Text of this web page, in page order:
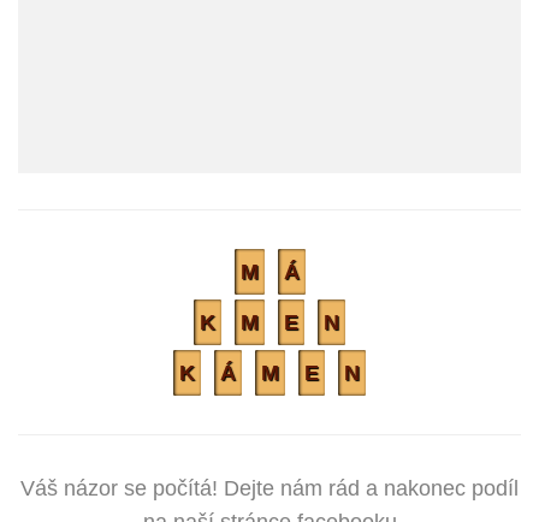
M Á
K M E N
K Á M E N
Váš názor se počítá! Dejte nám rád a nakonec podíl